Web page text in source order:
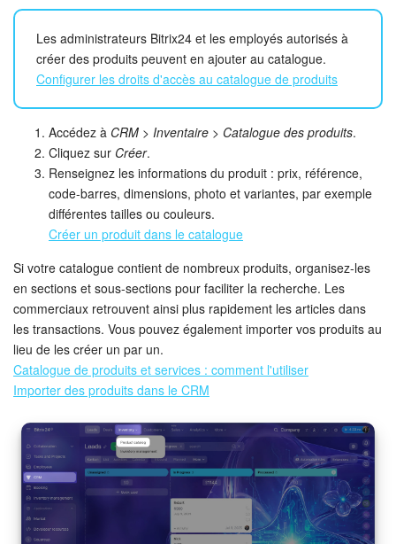
Analytique
BI Builder
Automatisation
Processus d’entreprise
Espace des ventes
CRM + Boutique en ligne
Marketing
Entreprise
Market (Applications)
Centre de contact
Widget de l'employé
Les administrateurs Bitrix24 et les employés autorisés à
créer des produits peuvent en ajouter au catalogue.
Configurer les droits d'accès au catalogue de produits
Accédez à CRM > Inventaire > Catalogue des produits.
Cliquez sur Créer.
Renseignez les informations du produit : prix, référence,
code-barres, dimensions, photo et variantes, par exemple
différentes tailles ou couleurs.
Créer un produit dans le catalogue
Si votre catalogue contient de nombreux produits, organisez-les
en sections et sous-sections pour faciliter la recherche. Les
commerciaux retrouvent ainsi plus rapidement les articles dans
les transactions. Vous pouvez également importer vos produits au
lieu de les créer un par un.
Catalogue de produits et services : comment l'utiliser
Importer des produits dans le CRM